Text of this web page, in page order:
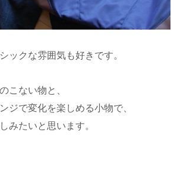
ックな雰囲気も好きです。
こない物と、
ジで変化を楽しめる小物で、
みたいと思います。